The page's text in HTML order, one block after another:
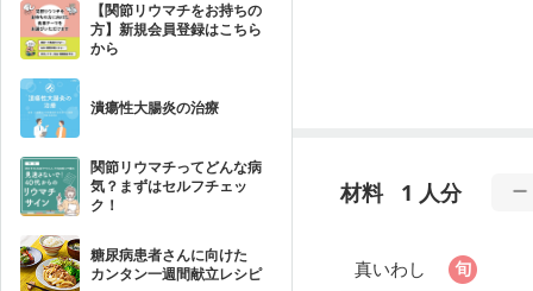
【関節リウマチをお持ちの
方】新規会員登録はこちら
から
潰瘍性大腸炎の治療
関節リウマチってどんな病
気？まずはセルフチェッ
ク！
糖尿病患者さんに向けた
カンタン一週間献立レシピ
材料 1 人分
真いわし